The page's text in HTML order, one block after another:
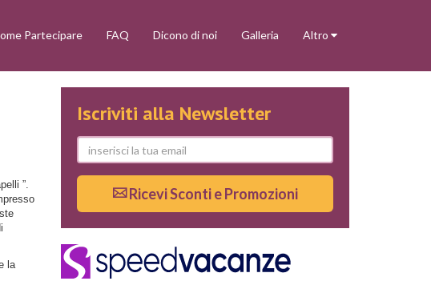
Partecipare FAQ Dicono di noi Galleria Altro
”.
la
Iscriviti alla Newsletter
Ricevi Sconti e Promozioni